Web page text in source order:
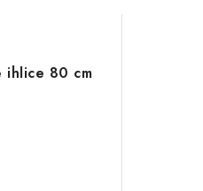
ihlice 80 cm